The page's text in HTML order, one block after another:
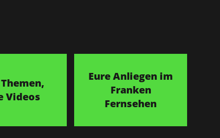
Videos
Eure Anliegen im
Franken
Fernsehen